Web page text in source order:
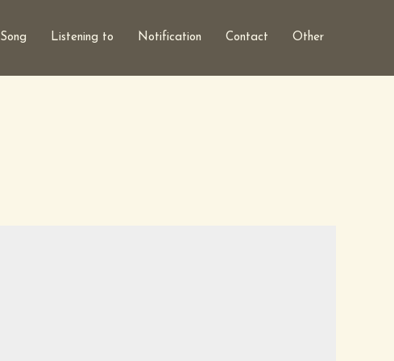
Song Listening to Notification Contact Other